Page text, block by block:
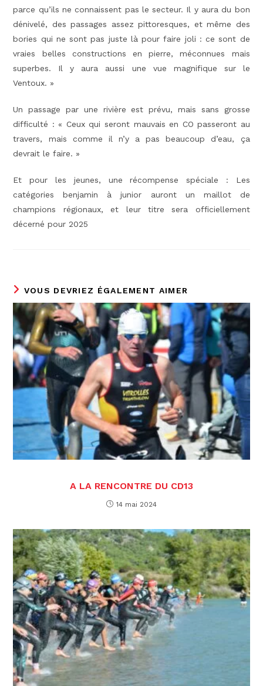
parce qu’ils ne connaissent pas le secteur. Il y aura du bon
dénivelé, des passages assez pittoresques, et même des
bories qui ne sont pas juste là pour faire joli : ce sont de
vraies belles constructions en pierre, méconnues mais
superbes. Il y aura aussi une vue magnifique sur le
Ventoux. »
Un passage par une rivière est prévu, mais sans grosse
difficulté : « Ceux qui seront mauvais en CO passeront au
travers, mais comme il n’y a pas beaucoup d’eau, ça
devrait le faire. »
Et pour les jeunes, une récompense spéciale : Les
catégories benjamin à junior auront un maillot de
champions régionaux, et leur titre sera officiellement
décerné pour 2025
VOUS DEVRIEZ ÉGALEMENT AIMER
A LA RENCONTRE DU CD13
14 mai 2024